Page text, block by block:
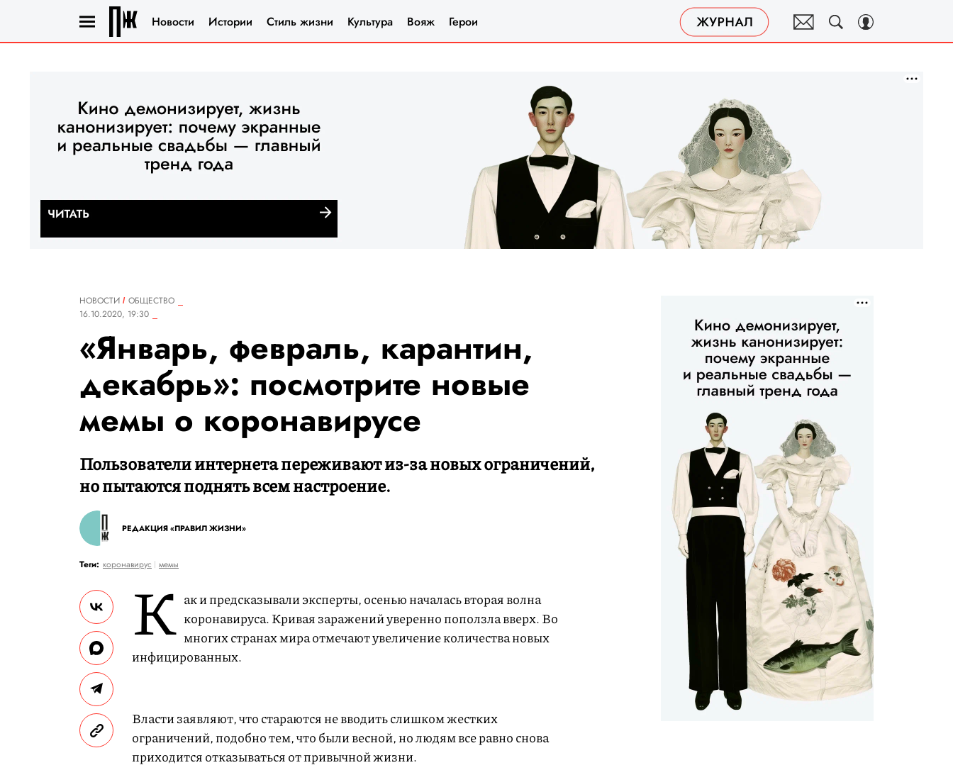
Новости Истории Стиль жизни Культура Вояж Герои
НОВОСТИ
ОБЩЕСТВО
16.10.2020, 19:30
«Январь, февраль, карантин,
декабрь»: посмотрите новые
мемы о коронавирусе
Пользователи интернета переживают из-за новых ограничений,
но пытаются поднять всем настроение.
РЕДАКЦИЯ «ПРАВИЛ ЖИЗНИ»
Теги: коронавирус мемы
К ак и предсказывали эксперты, осенью началась вторая волна
коронавируса. Кривая заражений уверенно поползла вверх. Во
многих странах мира отмечают увеличение количества новых
инфицированных.
Власти заявляют, что стараются не вводить слишком жестких
ограничений, подобно тем, что были весной, но людям все равно снова
приходится отказываться от привычной жизни.